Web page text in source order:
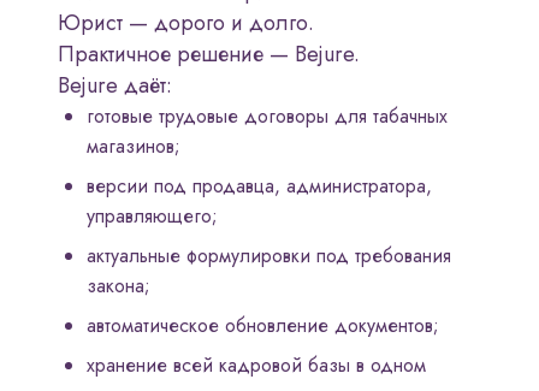
Юрист — дорого и долго.
Практичное решение — Bejure.
Bejure даёт:
готовые трудовые договоры для табачных
магазинов;
версии под продавца, администратора,
управляющего;
актуальные формулировки под требования
закона;
автоматическое обновление документов;
хранение всей кадровой базы в одном